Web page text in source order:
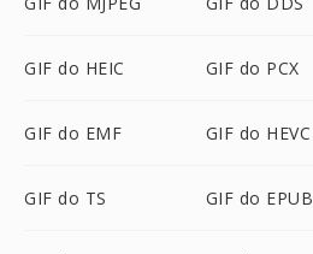
GIF do HEIC GIF do PCX
GIF do EMF GIF do HEVC
GIF do TS GIF do EPUB